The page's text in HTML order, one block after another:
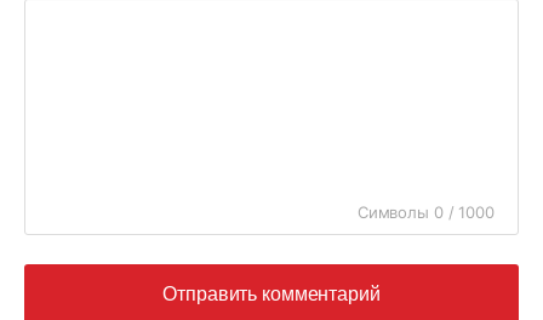
Символы 0 / 1000
Отправить комментарий